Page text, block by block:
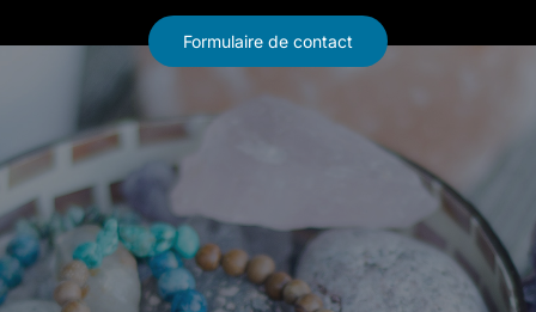
Formulaire de contact